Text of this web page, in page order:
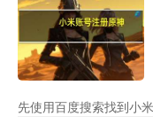
先使用百度搜索找到小